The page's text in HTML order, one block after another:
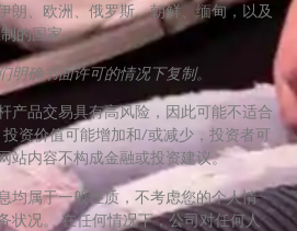
朗、欧洲、俄罗斯、朝鲜、缅甸，以及
的国家。
明确书面许可的情况下复制。
产品交易具有高风险，因此可能不适合
资价值可能增加和/或减少，投资者可
站内容不构成金融或投资建议。
均属于一般性质，不考虑您的个人情
状况。 在任何情况下，公司对任何人